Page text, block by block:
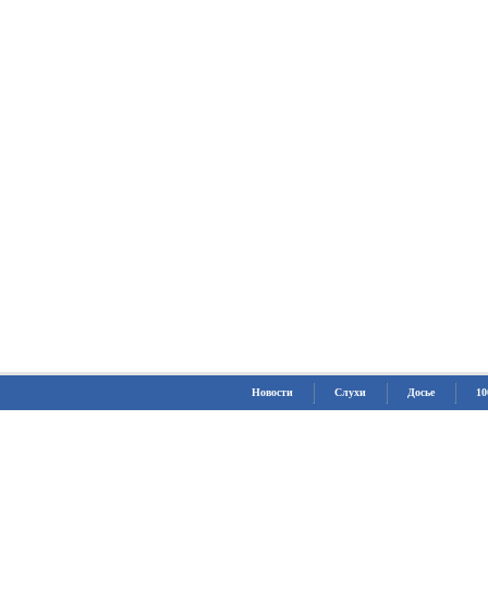
Новости Слухи Досье